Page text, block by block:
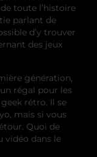
toute l’histoire
parlant de
d’y trouver
des jeux
génération,
régal pour les
rétro. Il se
mais si vous
Quoi de
vidéo dans le